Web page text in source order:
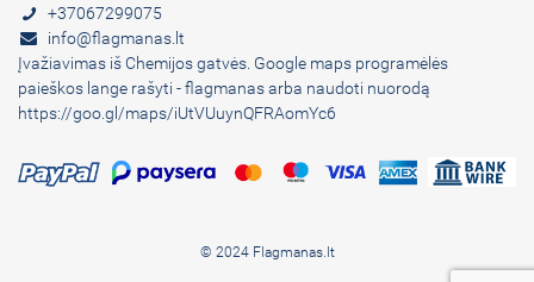
+37067299075
info@flagmanas.lt
Įvažiavimas iš Chemijos gatvės. Google maps programėlės
paieškos lange rašyti - flagmanas arba naudoti nuorodą
https://goo.gl/maps/iUtVUuynQFRAomYc6
© 2024 Flagmanas.lt